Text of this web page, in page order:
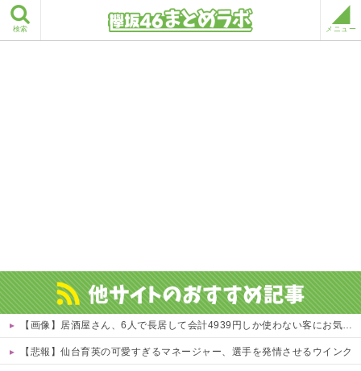
検索 メニュー
【画像】居酒屋さん、6人で長居して会計4939円しか使わない客にお気持ち表明してしまう←コレどっちが悪いんや？？？？？？
【悲報】仙台育英の可愛すぎるマネージャー、選手を発情させるウインク